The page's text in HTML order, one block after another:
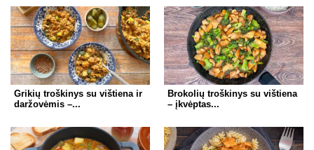
Grikių troškinys su vištiena ir
daržovėmis –...
Brokolių troškinys su vištiena
– įkvėptas...